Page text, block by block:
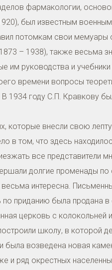
фармакологии,
был известным
потомкам свои мемуары
– 1938), также весьма
им руководства и
времени вопросы
1934 году С.П. Кравкову
которые внесли свою
в том, что здесь
все представители
долгие променады по
интересна.
по приданию была продана
церковь с колокольней
школу, в которой
была возведена новая
и ряд окрестных